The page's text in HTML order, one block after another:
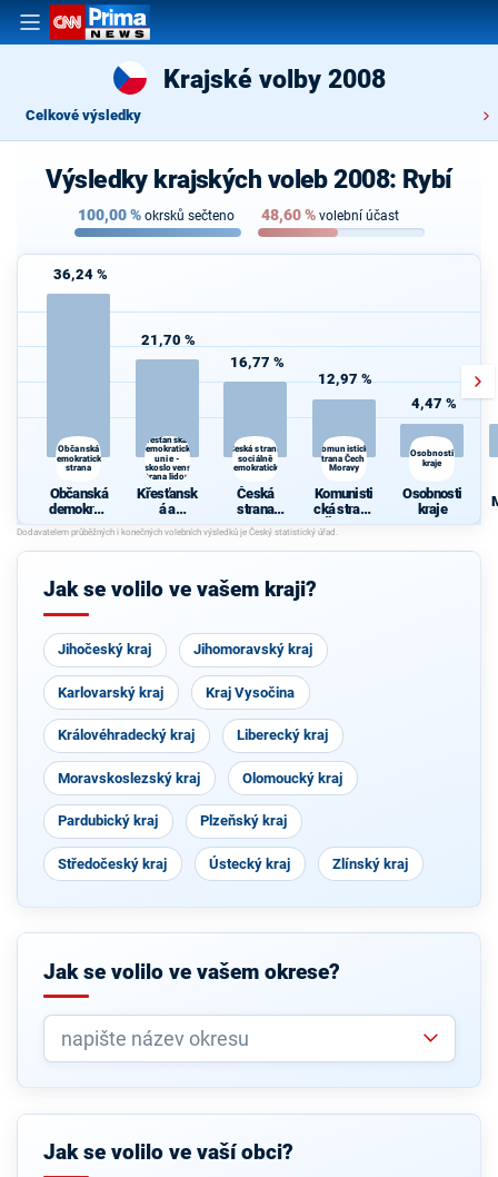
Krajské volby 2008
Celkové výsledky
Výsledky krajských voleb 2008: Rybí
100,00% okrsků sečteno 48,60% volební účast
36,24 %
Občanská
demokratická
strana
Občanská
demokrati
cká strana
21,70 %
Křesťanská a
demokratická
unie -
Československá
strana lidová
Křesťansk
á a
demokrati
cká unie -
Českoslov
strana
16,77 %
Česká strana
sociálně
demokratická
Česká
strana
sociálně
demokrati
cká
12,97 %
Komunistická
strana Čech a
Moravy
Komunisti
cká strana
Čech a
Moravy
4,47 %
Osobnosti
kraje
Osobnosti
kraje
Jak se volilo ve vašem kraji?
Jihočeský kraj Jihomoravský kraj
Karlovarský kraj Kraj Vysočina
Královéhradecký kraj Liberecký kraj
Moravskoslezský kraj Olomoucký kraj
Pardubický kraj Plzeňský kraj
Středočeský kraj Ústecký kraj Zlínský kraj
Jak se volilo ve vašem okrese?
Jak se volilo ve vaší obci?